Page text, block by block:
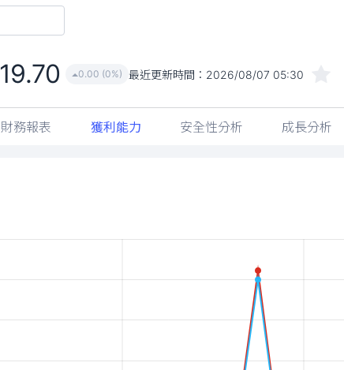
19.70 0.00 (0%) 最近更新時間： 2026/08/07 05:30
財務報表 獲利能力 安全性分析 成長分析